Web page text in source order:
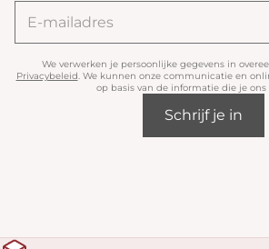
We verwerken je persoonlijke gegevens in
Privacybeleid. We kunnen onze communicatie en
op basis van de informatie die je ons
Schrijf je in